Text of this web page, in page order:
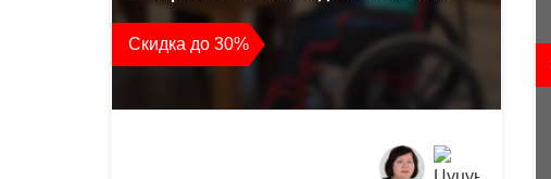
квалификации
и
профессиональной
переподготовки
Скидка до 30%